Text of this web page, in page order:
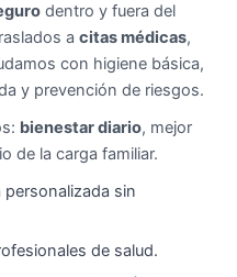
dentro y fuera del
a citas médicas,
con higiene básica,
y prevención de riesgos.
bienestar diario, mejor
de la carga familiar.
personalizada sin
de salud.